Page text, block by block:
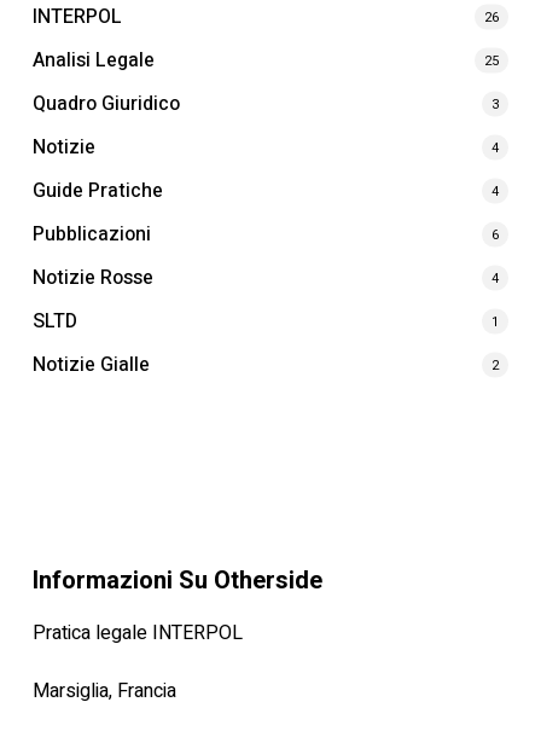
INTERPOL 26
Analisi Legale 25
Quadro Giuridico 3
Notizie 4
Guide Pratiche 4
Pubblicazioni 6
Notizie Rosse 4
SLTD 1
Notizie Gialle 2
Informazioni Su Otherside
Pratica legale INTERPOL
Marsiglia, Francia